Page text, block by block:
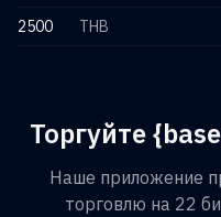
2500
THB
Торгуйте
Наше приложение
торговлю на 22